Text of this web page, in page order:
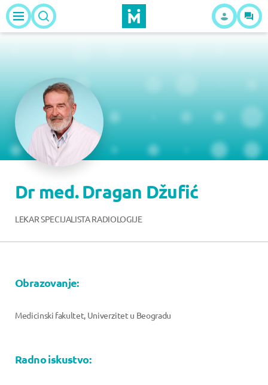
Dr med. Dragan Džufić
LEKAR SPECIJALISTA RADIOLOGIJE
Obrazovanje:
Medicinski fakultet, Univerzitet u Beogradu
Radno iskustvo: